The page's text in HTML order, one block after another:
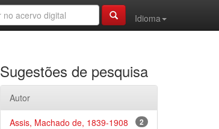
Idioma
Sugestões de pesquisa
Autor
2
Assis, Machado de, 1839-1908